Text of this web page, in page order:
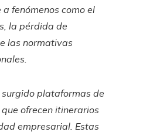
fenómenos como el
la pérdida de
las normativas
plataformas de
ofrecen itinerarios
empresarial. Estas